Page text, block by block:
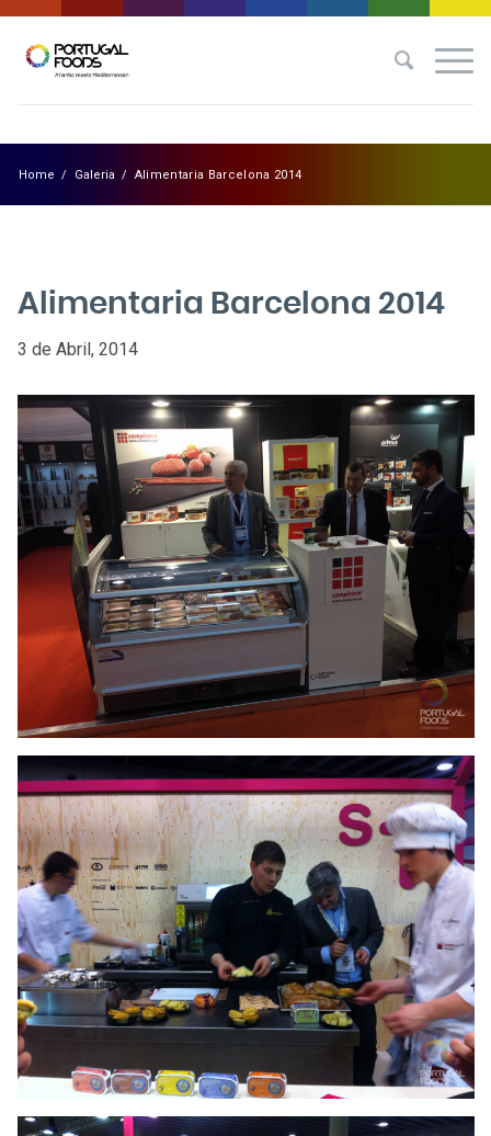
Home / Galeria / Alimentaria Barcelona 2014
Alimentaria Barcelona 2014
3 de Abril, 2014